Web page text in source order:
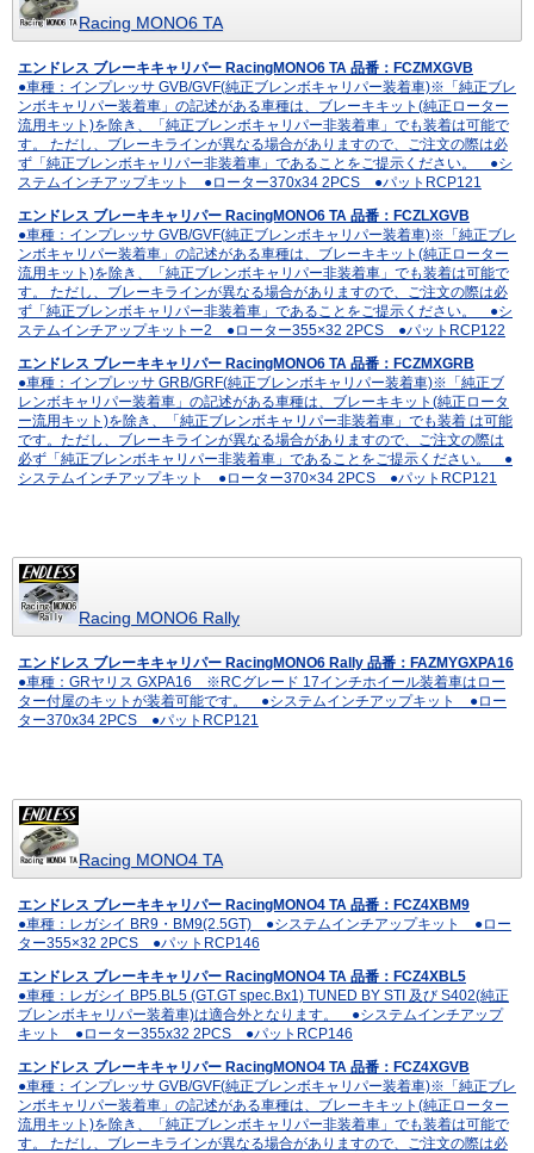
Racing MONO6 TA
エンドレス ブレーキキャリパー RacingMONO6 TA 品番：FCZMXGVB
●車種：インプレッサ GVB/GVF(純正ブレンボキャリパー装着車)※「純正ブレ
ンボキャリパー装着車」の記述がある車種は、ブレーキキット(純正ローター
流用キット)を除き、「純正ブレンボキャリパー非装着車」でも装着は可能で
す。 ただし、ブレーキラインが異なる場合がありますので、ご注文の際は必
ず「純正ブレンボキャリパー非装着車」であることをご提示ください。 ●シ
ステムインチアップキット ●ローター370x34 2PCS ●パットRCP121
エンドレス ブレーキキャリパー RacingMONO6 TA 品番：FCZLXGVB
●車種：インプレッサ GVB/GVF(純正ブレンボキャリパー装着車)※「純正ブレ
ンボキャリパー装着車」の記述がある車種は、ブレーキキット(純正ローター
流用キット)を除き、「純正ブレンボキャリパー非装着車」でも装着は可能で
す。 ただし、ブレーキラインが異なる場合がありますので、ご注文の際は必
ず「純正ブレンボキャリパー非装着車」であることをご提示ください。 ●シ
ステムインチアップキットー2 ●ローター355×32 2PCS ●パットRCP122
エンドレス ブレーキキャリパー RacingMONO6 TA 品番：FCZMXGRB
●車種：インプレッサ GRB/GRF(純正ブレンボキャリパー装着車)※「純正ブ
レンボキャリパー装着車」の記述がある車種は、ブレーキキット(純正ロータ
ー流用キット)を除き、「純正ブレンボキャリパー非装着車」でも装着 は可能
です。ただし、ブレーキラインが異なる場合がありますので、ご注文の際は
必ず「純正ブレンボキャリパー非装着車」であることをご提示ください。 ●
システムインチアップキット ●ローター370×34 2PCS ●パットRCP121
Racing MONO6 Rally
エンドレス ブレーキキャリパー RacingMONO6 Rally 品番：FAZMYGXPA16
●車種：GRヤリス GXPA16 ※RCグレード 17インチホイール装着車はロー
ター付屋のキットが装着可能です。 ●システムインチアップキット ●ロー
ター370x34 2PCS ●パットRCP121
Racing MONO4 TA
エンドレス ブレーキキャリパー RacingMONO4 TA 品番：FCZ4XBM9
●車種：レガシイ BR9・BM9(2.5GT) ●システムインチアップキット ●ロー
ター355×32 2PCS ●パットRCP146
エンドレス ブレーキキャリパー RacingMONO4 TA 品番：FCZ4XBL5
●車種：レガシイ BP5.BL5 (GT.GT spec.Bx1) TUNED BY STI 及び S402(純正
ブレンボキャリパー装着車)は適合外となります。 ●システムインチアップ
キット ●ローター355x32 2PCS ●パットRCP146
エンドレス ブレーキキャリパー RacingMONO4 TA 品番：FCZ4XGVB
●車種：インプレッサ GVB/GVF(純正ブレンボキャリパー装着車)※「純正ブレ
ンボキャリパー装着車」の記述がある車種は、ブレーキキット(純正ローター
流用キット)を除き、「純正ブレンボキャリパー非装着車」でも装着は可能で
す。 ただし、ブレーキラインが異なる場合がありますので、ご注文の際は必